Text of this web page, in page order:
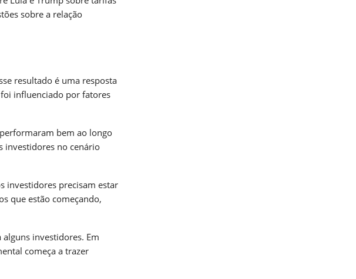
sobre a relação
resultado é uma resposta
influenciado por fatores
bem ao longo
investidores no cenário
investidores precisam estar
que estão começando,
investidores. Em
começa a trazer